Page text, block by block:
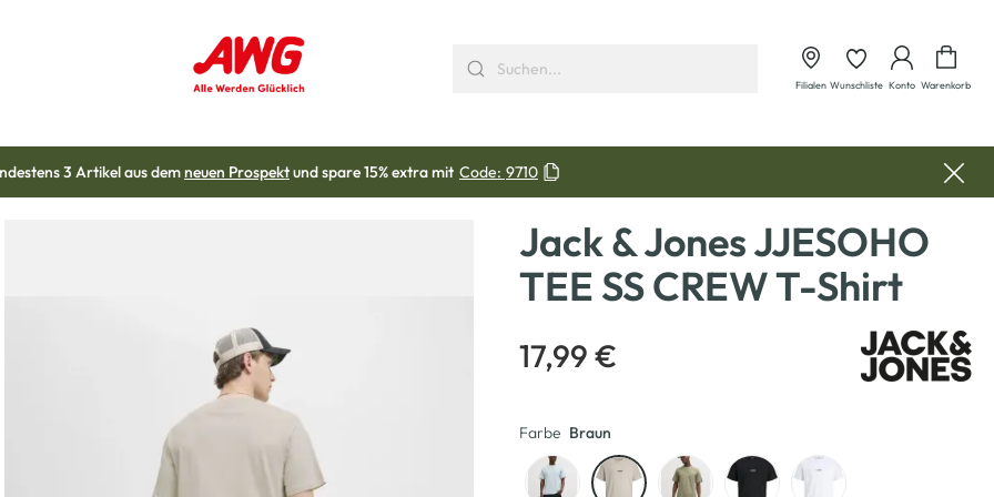
Filialen Wunschliste Konto Warenkorb
3 Artikel aus demneuen Prospektund spare 15% extra mit Code: 9710
Jack & Jones JJESOHO
TEE SS CREW T-Shirt
17,99 €
Farbe Braun